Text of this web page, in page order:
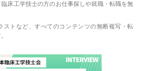
床工学技士の方のお仕事探しや就職・転職を無
ストなど、すべてのコンテンツの無断複写・転